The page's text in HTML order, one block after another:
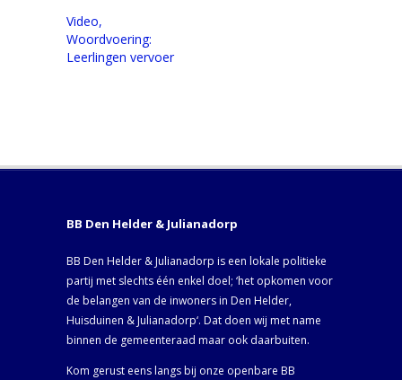
Video,
Woordvoering:
Leerlingen vervoer
BB Den Helder & Julianadorp
BB Den Helder & Julianadorp is een lokale politieke
partij met slechts één enkel doel; ‘het opkomen voor
de belangen van de inwoners in Den Helder,
Huisduinen & Julianadorp‘. Dat doen wij met name
binnen de gemeenteraad maar ook daarbuiten.
Kom gerust eens langs bij onze openbare BB